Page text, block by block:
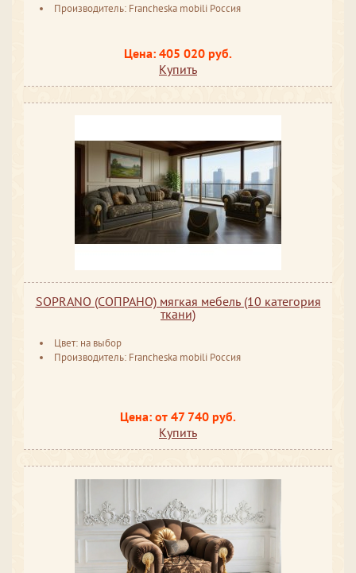
Производитель: Francheska mobili Россия
Цена: 405 020 руб.
Купить
SOPRANO (СОПРАНО) мягкая мебель (10 категория
ткани)
Цвет: на выбор
Производитель: Francheska mobili Россия
Цена: от 47 740 руб.
Купить